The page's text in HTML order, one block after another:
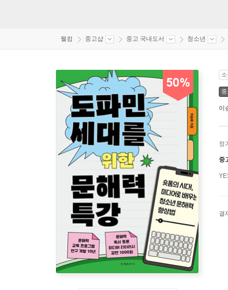
웰컴 중고샵 중고 국내도서 청소년
50%
이
정
중
결